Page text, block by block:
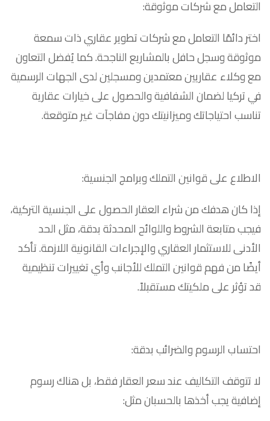
التعامل مع شركات موثوقة:
اختر دائمًا التعامل مع شركات تطوير عقاري ذات سمعة
موثوقة وسجل حافل بالمشاريع الناجحة. كما يُفضل التعاون
مع وكلاء عقاريين معتمدين ومسجلين لدى الجهات الرسمية
في تركيا لضمان الشفافية والحصول على خيارات عقارية
تناسب احتياجاتك وميزانيتك دون مفاجآت غير متوقعة.
الاطلاع على قوانين التملك وبرامج الجنسية:
إذا كان هدفك من شراء العقار الحصول على الجنسية التركية،
فيجب متابعة الشروط واللوائح المحدثة بدقة، مثل الحد
الأدنى للاستثمار العقاري والإجراءات القانونية اللازمة. تأكد
أيضًا من فهم قوانين التملك للأجانب وأي تغييرات تنظيمية
قد تؤثر على ملكيتك مستقبلاً.
احتساب الرسوم والضرائب بدقة:
لا تتوقف التكاليف عند سعر العقار فقط، بل هناك رسوم
إضافية يجب أخذها بالحسبان مثل: